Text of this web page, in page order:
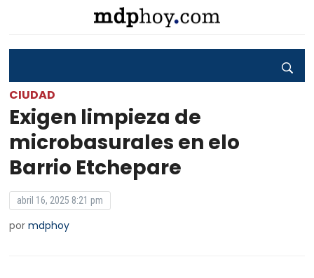
CIUDAD
Exigen limpieza de
microbasurales en elo
Barrio Etchepare
abril 16, 2025 8:21 pm
pormdphoy